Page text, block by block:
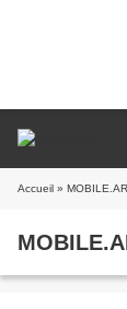
Accueil »